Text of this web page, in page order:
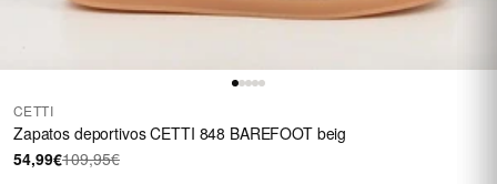
CETTI
Zapatos deportivos CETTI 848 BAREFOOT beig
54,99€109,95€